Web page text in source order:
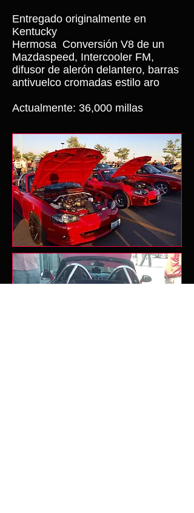
Entregado originalmente en
Kentucky
Hermosa Conversión V8 de un
Mazdaspeed, Intercooler FM,
difusor de alerón delantero, barras
antivuelco cromadas estilo aro
Actualmente: 36,000 millas